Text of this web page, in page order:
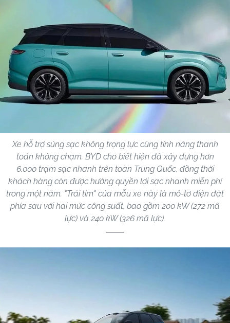
Xe hỗ trợ súng sạc không trọng lực cùng tính năng thanh
toán không chạm. BYD cho biết hiện đã xây dựng hơn
6.000 trạm sạc nhanh trên toàn Trung Quốc, đồng thời
khách hàng còn được hưởng quyền lợi sạc nhanh miễn phí
trong một năm. "Trái tim" của mẫu xe này là mô-tơ điện đặt
phía sau với hai mức công suất, bao gồm 200 kW (272 mã
lực) và 240 kW (326 mã lực).